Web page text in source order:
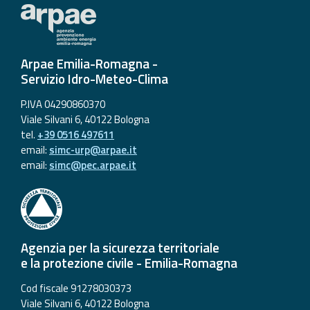
Arpae Emilia-Romagna -
Servizio Idro-Meteo-Clima
P.IVA 04290860370
Viale Silvani 6, 40122 Bologna
tel. +39 0516 497611
email: simc-urp@arpae.it
email: simc@pec.arpae.it
Agenzia per la sicurezza territoriale
e la protezione civile - Emilia-Romagna
Cod fiscale 91278030373
Viale Silvani 6, 40122 Bologna